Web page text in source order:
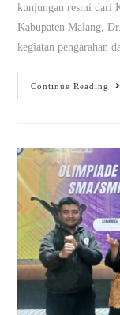
kunjungan resmi dari
Kabupaten Malang,
kegiatan pengarahan
Continue Reading